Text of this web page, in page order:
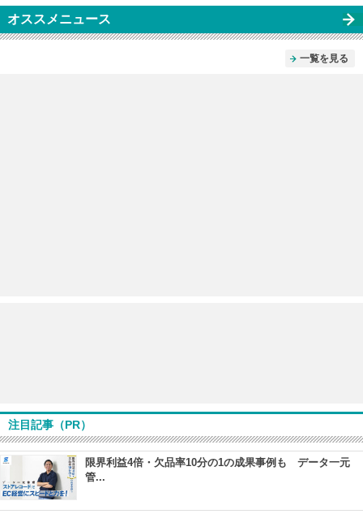
オススメニュース
一覧を見る
注目記事（PR）
限界利益4倍・欠品率10分の1の成果事例も データ一元
管...